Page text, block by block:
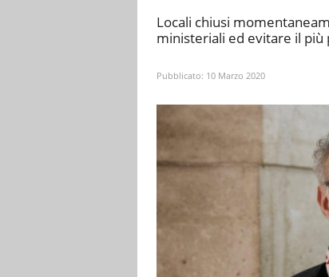
Locali chiusi
ministeriali ed evitare il più
Pubblicato: 10 Marzo 2020